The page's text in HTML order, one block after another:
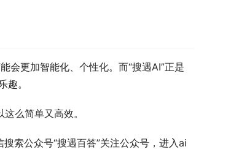
会更加智能化、个性化。而“搜遇AI”正是
。
么简单又高效。
索公众号“搜遇百答”关注公众号，进入ai